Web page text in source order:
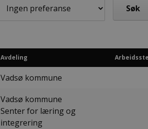
Avdeling
Vadsø kommune
Vadsø kommune
Senter for læring og
integrering